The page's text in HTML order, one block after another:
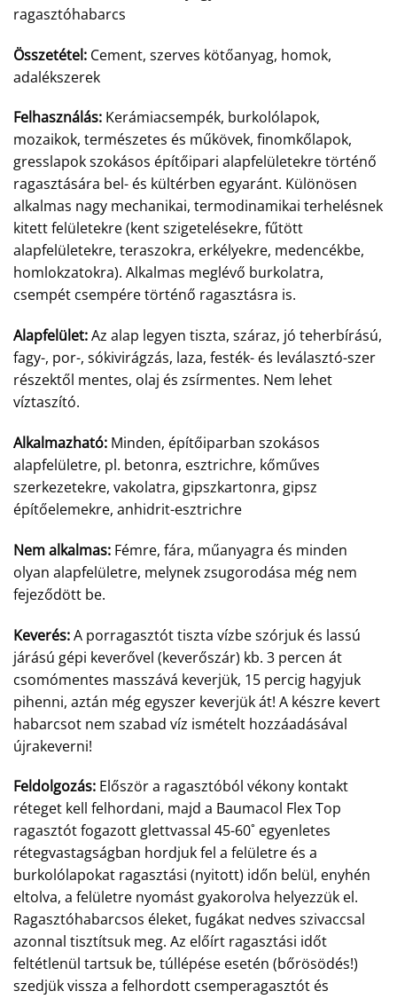
ragasztóhabarcs
Összetétel: Cement, szerves kötőanyag, homok,
adalékszerek
Felhasználás: Kerámiacsempék, burkolólapok,
mozaikok, természetes és műkövek, finomkőlapok,
gresslapok szokásos építőipari alapfelületekre történő
ragasztására bel- és kültérben egyaránt. Különösen
alkalmas nagy mechanikai, termodinamikai terhelésnek
kitett felületekre (kent szigetelésekre, fűtött
alapfelületekre, teraszokra, erkélyekre, medencékbe,
homlokzatokra). Alkalmas meglévő burkolatra,
csempét csempére történő ragasztásra is.
Alapfelület:Az alap legyen tiszta, száraz, jó teherbírású,
fagy-, por-, sókivirágzás, laza, festék- és leválasztó-szer
részektől mentes, olaj és zsírmentes. Nem lehet
víztaszító.
Alkalmazható: Minden, építőiparban szokásos
alapfelületre, pl. betonra, esztrichre, kőműves
szerkezetekre, vakolatra, gipszkartonra, gipsz
építőelemekre, anhidrit-esztrichre
Nem alkalmas: Fémre, fára, műanyagra és minden
olyan alapfelületre, melynek zsugorodása még nem
fejeződött be.
Keverés:A porragasztót tiszta vízbe szórjuk és lassú
járású gépi keverővel (keverőszár) kb. 3 percen át
csomómentes masszává keverjük, 15 percig hagyjuk
pihenni, aztán még egyszer keverjük át! A készre kevert
habarcsot nem szabad víz ismételt hozzáadásával
újrakeverni!
Feldolgozás: Először a ragasztóból vékony kontakt
réteget kell felhordani, majd a Baumacol Flex Top
ragasztót fogazott glettvassal 45-60˚ egyenletes
rétegvastagságban hordjuk fel a felületre és a
burkolólapokat ragasztási (nyitott) időn belül, enyhén
eltolva, a felületre nyomást gyakorolva helyezzük el.
Ragasztóhabarcsos éleket, fugákat nedves szivaccsal
azonnal tisztítsuk meg. Az előírt ragasztási időt
feltétlenül tartsuk be, túllépése esetén (bőrösödés!)
szedjük vissza a felhordott csemperagasztót és